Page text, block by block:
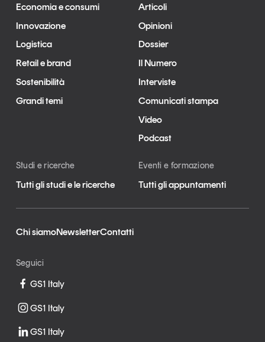
Economia e consumi
Innovazione
Logistica
Retail e brand
Sostenibilità
Grandi temi
Articoli
Opinioni
Dossier
Il Numero
Interviste
Comunicati stampa
Video
Podcast
Studi e ricerche
Tutti gli studi e le ricerche
Eventi e formazione
Tutti gli appuntamenti
Chi siamoNewsletterContatti
Seguici
GS1 Italy
GS1 Italy
GS1 Italy